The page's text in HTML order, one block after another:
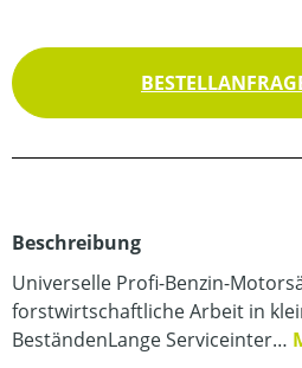
Beschreibung
Universelle Profi-Benzin-
forstwirtschaftliche Arbeit in
BeständenLange Serviceinter…